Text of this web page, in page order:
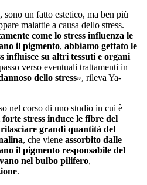
un fatto estetico, ma ben più
malattie a causa dello stress.
come lo stress influenza le
il pigmento, abbiamo gettato le
influisce su altri tessuti e organi
verso eventuali trattamenti in
dello stress», rileva Ya-
nel corso di uno studio in cui è
stress induce le fibre del
grandi quantità del
, che viene assorbito dalle
il pigmento responsabile del
nel bulbo pilifero,
.